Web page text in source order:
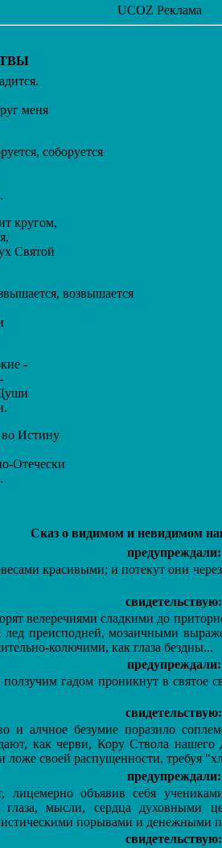
UCOZ Реклама
меня
соборуется
кругом,
Святой
возвышается
-
Истину
Отечески
Сказ о видимом и невидимом
предупреждали:
красивыми; и потекут они
свидетельствую:
велеречиями сладкими до
лед преисподней, мозаичными
колючими, как глаза бездны...
предупреждали:
гадом проникнут в святое
свидетельствую:
и алчное безумие поразило
как черви, Кору Ствола
ложе своей распущенности, требуя
предупреждали:
объявив себя
мысли, сердца духовными
порывами и денежными
свидетельствую: